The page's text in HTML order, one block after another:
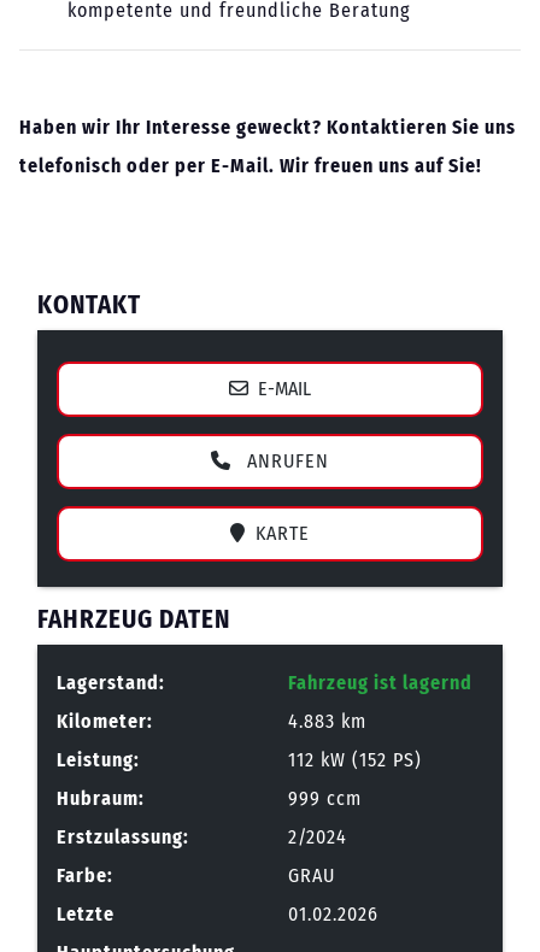
kompetente und freundliche Beratung
Haben wir Ihr Interesse geweckt? Kontaktieren Sie uns
telefonisch oder per E-Mail. Wir freuen uns auf Sie!
KONTAKT
E-MAIL
ANRUFEN
KARTE
FAHRZEUG DATEN
Lagerstand:
Fahrzeug ist lagernd
Kilometer:
4.883 km
Leistung:
112 kW (152 PS)
Hubraum:
999 ccm
Erstzulassung:
2/2024
Farbe:
GRAU
Letzte
01.02.2026